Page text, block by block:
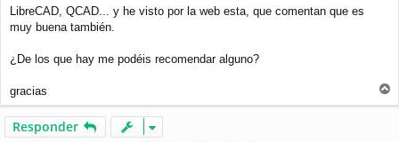
j
LibreCAD, QCAD... y he visto por la web esta, que comentan que es
muy buena también.
¿De los que hay me podéis recomendar alguno?
gracias
r
Responder